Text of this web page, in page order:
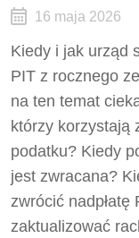
16 maja 2026
Kiedy i jak urząd
PIT z rocznego
na ten temat
którzy korzystają
podatku? Kiedy
jest zwracana?
zwrócić nadpłatę
zaktualizować